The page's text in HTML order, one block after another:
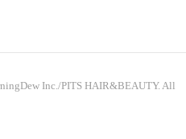
Inc./PITS HAIR&BEAUTY. All